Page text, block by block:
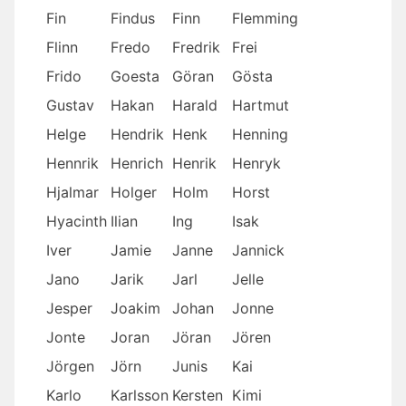
Fin
Findus Finn
Flemming
Flinn
Fredo Fredrik
Frei
Frido
Goesta Göran
Gösta
Gustav
Hakan Harald
Hartmut
Helge
Hendrik Henk
Henning
Hennrik
Henrich Henrik
Henryk
Hjalmar
Holger Holm
Horst
Hyacinth Ilian Ing
Isak
Iver
Jamie Janne
Jannick
Jano
Jarik Jarl
Jelle
Jesper
Joakim Johan
Jonne
Jonte
Joran Jöran
Jören
Jörgen
Jörn Junis
Kai
Karlo
Karlsson Kersten Kimi